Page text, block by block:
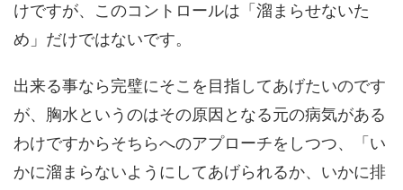
けですが、このコントロールは「溜まらせないた
め」だけではないです。
出来る事なら完璧にそこを目指してあげたいのです
が、胸水というのはその原因となる元の病気がある
わけですからそちらへのアプローチをしつつ、「い
かに溜まらないようにしてあげられるか、いかに排